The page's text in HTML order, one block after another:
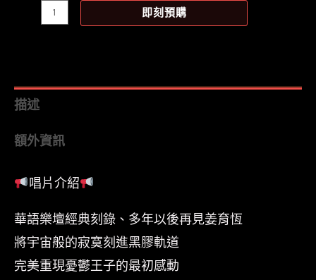
價
黑
4LP】
育
-
典
藏
即刻預購
描述
額外資訊
唱片介紹
華語樂壇經典刻錄、多年以後再見姜育恆
將宇宙般的寂寞刻進黑膠軌道
完美重現憂鬱王子的最初感動